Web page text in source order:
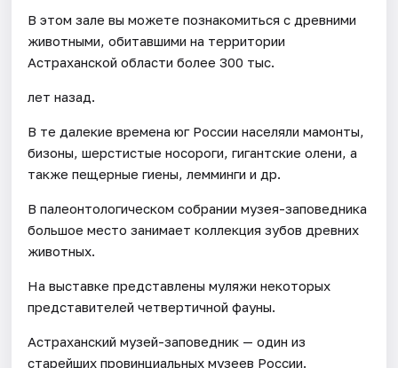
В этом зале вы можете познакомиться с древними
животными, обитавшими на территории
Астраханской области более 300 тыс.
лет назад.
В те далекие времена юг России населяли мамонты,
бизоны, шерстистые носороги, гигантские олени, а
также пещерные гиены, лемминги и др.
В палеонтологическом собрании музея-заповедника
большое место занимает коллекция зубов древних
животных.
На выставке представлены муляжи некоторых
представителей четвертичной фауны.
Астраханский музей-заповедник — один из
старейших провинциальных музеев России.